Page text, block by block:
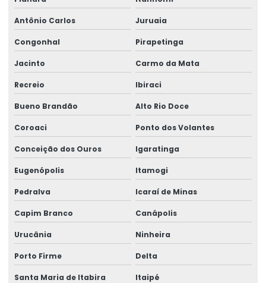
Antônio Carlos Juruaia
Congonhal Pirapetinga
Jacinto Carmo da Mata
Recreio Ibiraci
Bueno Brandão Alto Rio Doce
Coroaci Ponto dos Volantes
Conceição dos Ouros Igaratinga
Eugenópolis Itamogi
Pedralva Icaraí de Minas
Capim Branco Canápolis
Urucânia Ninheira
Porto Firme Delta
Santa Maria de Itabira Itaipé